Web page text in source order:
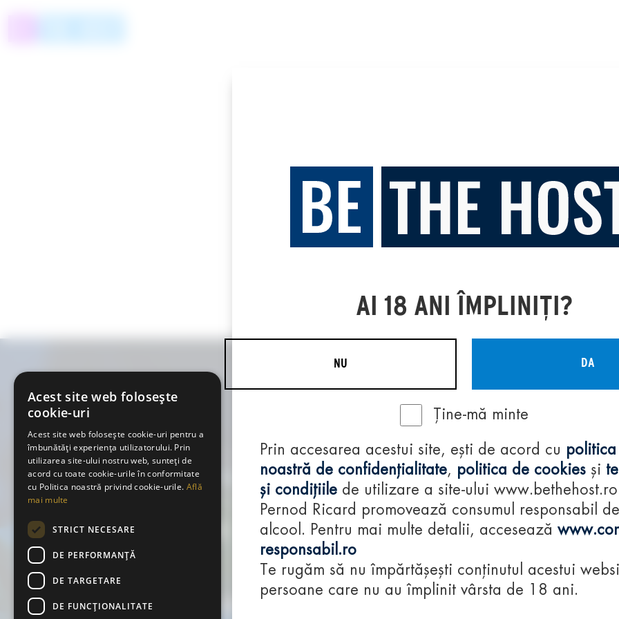
consumă-
AI 18 ANI ÎMPLINIȚI?
NU DA
Ține-mă minte
Prin accesarea acestui site, ești de acord cu politica
noastră de confidențialitate, politica de cookies și
și condițiile de utilizare a site-ului
Pernod Ricard promovează consumul responsabil de
alcool. Pentru mai multe detalii, accesează
responsabil.ro
Te rugăm să nu împărtășești conținutul acestui
persoane care nu au împlinit vârsta de 18 ani.
Acest site web folosește
cookie-uri
Acest site web folosește cookie-uri pentru a
îmbunătăți experiența utilizatorului. Prin
utilizarea site-ului nostru web, sunteți de
acord cu toate cookie-urile în conformitate
cu Politica noastră privind cookie-urile. Află
mai multe
STRICT NECESARE
DE PERFORMANȚĂ
DE TARGETARE
DE FUNCŢIONALITATE